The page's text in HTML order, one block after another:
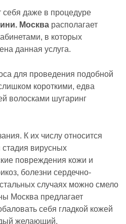
себя даже в процедуре
Москва располагает
в которых
данная услуга.
для проведения подобной
короткими, едва
волосками шугаринг
К их числу относится
стадия вирусных
повреждения кожи и
болезни сердечно-
случаях можно смело
Москва предлагает
себя гладкой кожей
желающий.